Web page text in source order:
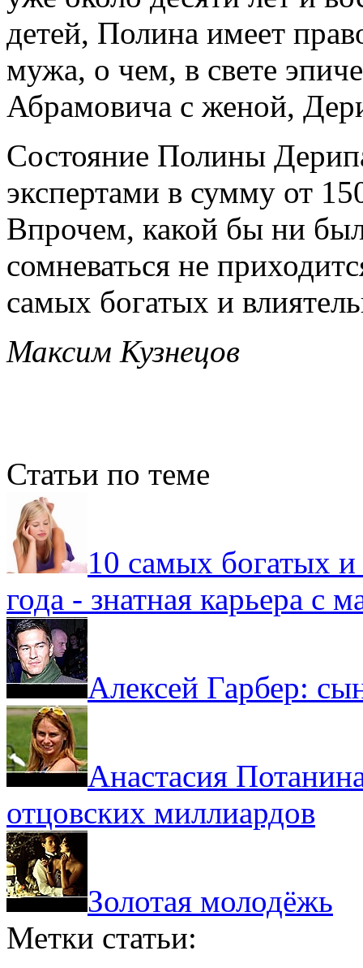
детей, Полина имеет
мужа, о чем, в свете
Абрамовича с женой,
Состояние Полины
экспертами в сумму от
Впрочем, какой бы ни
сомневаться не
самых богатых и
Максим Кузнецов
Статьи по теме
10 самых богатых
года - знатная карьера с
Алексей Гарбер:
Анастасия
отцовских миллиардов
Золотая молодёжь
Метки статьи: